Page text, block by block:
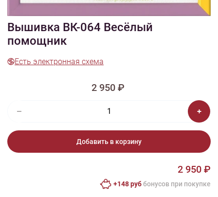
Вышивка ВК-064 Весёлый
помощник
Есть электронная схема
2 950 ₽
Добавить в корзину
2 950 ₽
+148 руббонусов при покупке